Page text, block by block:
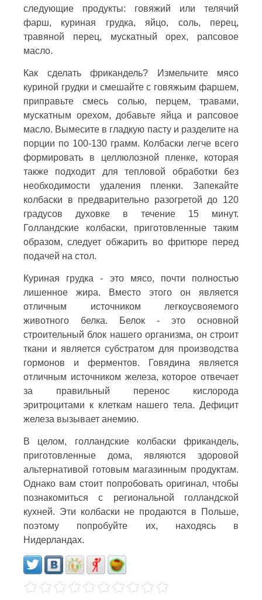
следующие продукты: говяжий или телячий
фарш, куриная грудка, яйцо, соль, перец,
травяной перец, мускатный орех, рапсовое
масло.
Как сделать фрикандель? Измельчите мясо
куриной грудки и смешайте с говяжьим фаршем,
приправьте смесь солью, перцем, травами,
мускатным орехом, добавьте яйца и рапсовое
масло. Вымесите в гладкую пасту и разделите на
порции по 100-130 грамм. Колбаски легче всего
формировать в целлюлозной пленке, которая
также подходит для тепловой обработки без
необходимости удаления пленки. Запекайте
колбаски в предварительно разогретой до 120
градусов духовке в течение 15 минут.
Голландские колбаски, приготовленные таким
образом, следует обжарить во фритюре перед
подачей на стол.
Куриная грудка - это мясо, почти полностью
лишенное жира. Вместо этого он является
отличным источником легкоусвояемого
животного белка. Белок - это основной
строительный блок нашего организма, он строит
ткани и является субстратом для производства
гормонов и ферментов. Говядина является
отличным источником железа, которое отвечает
за правильный перенос кислорода
эритроцитами к клеткам нашего тела. Дефицит
железа вызывает анемию.
В целом, голландские колбаски фрикандель,
приготовленные дома, являются здоровой
альтернативой готовым магазинным продуктам.
Однако вам стоит попробовать оригинал, чтобы
познакомиться с региональной голландской
кухней. Эти колбаски не продаются в Польше,
поэтому попробуйте их, находясь в
Нидерландах.